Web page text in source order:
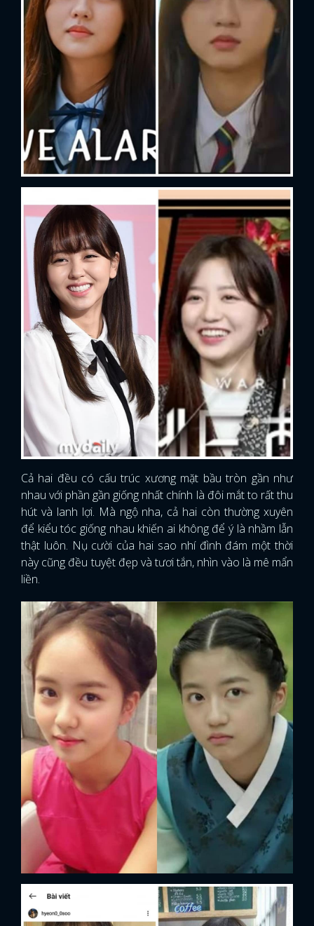
Cả hai đều có cấu trúc xương mặt bầu tròn gần như
nhau với phần gần giống nhất chính là đôi mắt to rất thu
hút và lanh lợi. Mà ngộ nha, cả hai còn thường xuyên
để kiểu tóc giống nhau khiến ai không để ý là nhầm lẫn
thật luôn. Nụ cười của hai sao nhí đình đám một thời
này cũng đều tuyệt đẹp và tươi tắn, nhìn vào là mê mẩn
liền.